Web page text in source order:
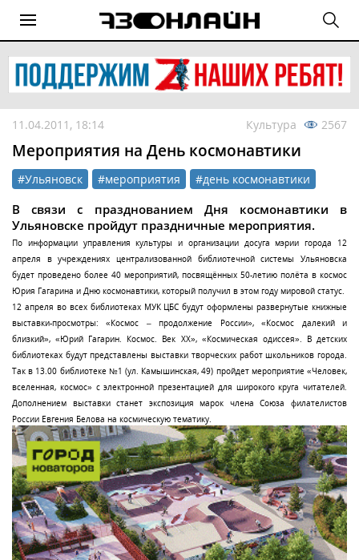
11.04.2011, 18:14 Культура 2567
Мероприятия на День космонавтики
#Ульяновск #мероприятия #день космонавтики
В связи с празднованием Дня космонавтики в
Ульяновске пройдут праздничные мероприятия.
По информации управления культуры и организации досуга мэрии города 12
апреля в учреждениях централизованной библиотечной системы Ульяновска
будет проведено более 40 мероприятий, посвящённых 50-летию полёта в космос
Юрия Гагарина и Дню космонавтики, который получил в этом году мировой статус.
12 апреля во всех библиотеках МУК ЦБС будут оформлены развернутые книжные
выставки-просмотры: «Космос – продолжение России», «Космос далекий и
близкий», «Юрий Гагарин. Космос. Век XX», «Космическая одиссея». В детских
библиотеках будут представлены выставки творческих работ школьников города.
Так в 13.00 библиотеке №1 (ул. Камышинская, 49) пройдет мероприятие «Человек,
вселенная, космос» с электронной презентацией для широкого круга читателей.
Дополнением выставки станет экспозиция марок члена Союза филателистов
России Евгения Белова на космическую тематику.